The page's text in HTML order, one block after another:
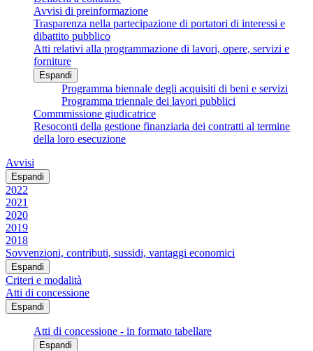
Avvisi di preinformazione
Trasparenza nella partecipazione di portatori di interessi e
dibattito pubblico
Atti relativi alla programmazione di lavori, opere, servizi e
forniture
Espandi
Programma biennale degli acquisiti di beni e servizi
Programma triennale dei lavori pubblici
Commmissione giudicatrice
Resoconti della gestione finanziaria dei contratti al termine
della loro esecuzione
Avvisi
Espandi
2022
2021
2020
2019
2018
Sovvenzioni, contributi, sussidi, vantaggi economici
Espandi
Criteri e modalità
Atti di concessione
Espandi
Atti di concessione - in formato tabellare
Espandi